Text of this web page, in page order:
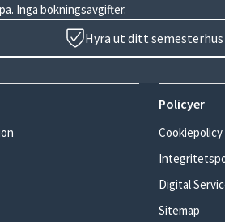
Inga bokningsavgifter.
Hyra ut ditt semesterhus
Policyer
Cookiepolicy
Digital
Sitemap